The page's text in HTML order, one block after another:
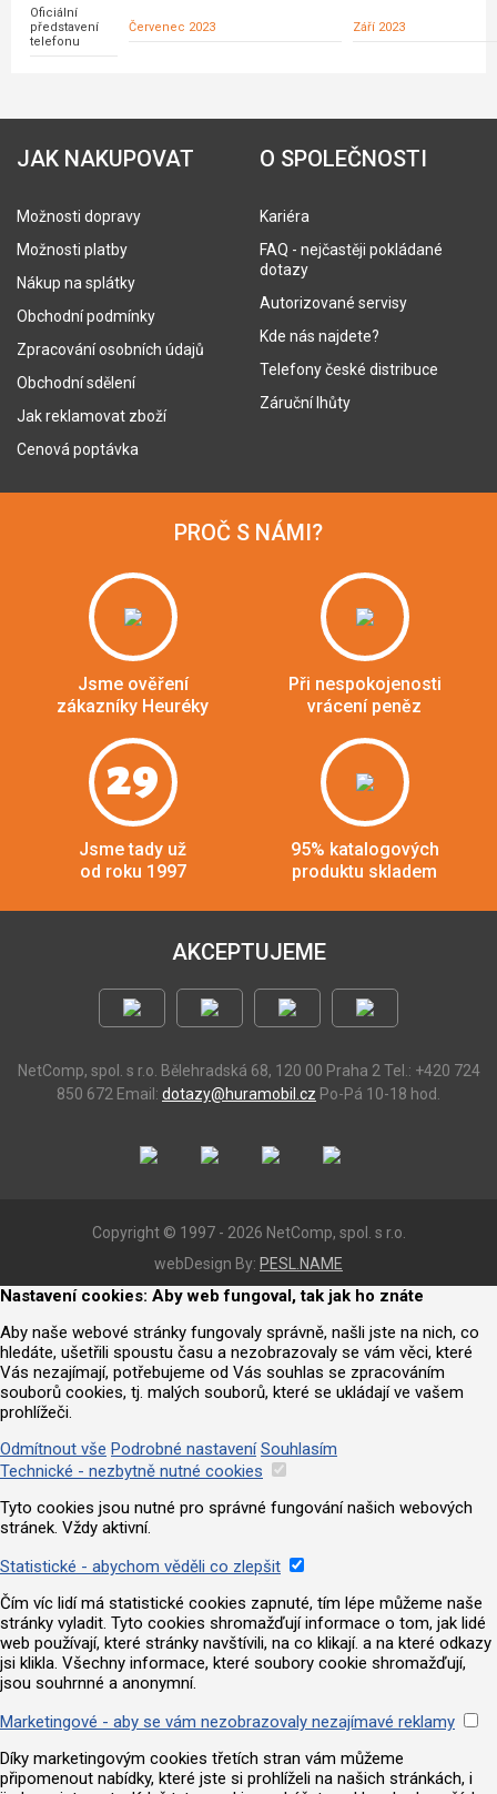
Oficiální
představení
telefonu
Červenec 2023 Září 2023
JAK NAKUPOVAT
Možnosti dopravy
Možnosti platby
Nákup na splátky
Obchodní podmínky
Zpracování osobních údajů
Obchodní sdělení
Jak reklamovat zboží
Cenová poptávka
O SPOLEČNOSTI
Kariéra
FAQ - nejčastěji pokládané
dotazy
Autorizované servisy
Kde nás najdete?
Telefony české distribuce
Záruční lhůty
PROČ S NÁMI?
Jsme ověření
zákazníky Heuréky
Při nespokojenosti
vrácení peněz
29
Jsme tady už
od roku 1997
95% katalogových
produktu skladem
AKCEPTUJEME
NetComp, spol. s r.o. Bělehradská 68, 120 00 Praha 2 Tel.: +420 724
850 672 Email: dotazy@huramobil.cz Po-Pá 10-18 hod.
Copyright © 1997 - 2026 NetComp, spol. s r.o.
webDesign By: PESL.NAME
Nastavení cookies: Aby web fungoval, tak jak ho znáte
Aby naše webové stránky fungovaly správně, našli jste na nich, co
hledáte, ušetřili spoustu času a nezobrazovaly se vám věci, které
Vás nezajímají, potřebujeme od Vás souhlas se zpracováním
souborů cookies, tj. malých souborů, které se ukládají ve vašem
prohlížeči.
Odmítnout vše Podrobné nastavení Souhlasím
Technické - nezbytně nutné cookies
Tyto cookies jsou nutné pro správné fungování našich webových
stránek. Vždy aktivní.
Statistické - abychom věděli co zlepšit
Čím víc lidí má statistické cookies zapnuté, tím lépe můžeme naše
stránky vyladit. Tyto cookies shromažďují informace o tom, jak lidé
web používají, které stránky navštívili, na co klikají. a na které odkazy
jsi klikla. Všechny informace, které soubory cookie shromažďují,
jsou souhrnné a anonymní.
Marketingové - aby se vám nezobrazovaly nezajímavé reklamy
Díky marketingovým cookies třetích stran vám můžeme
připomenout nabídky, které jste si prohlíželi na našich stránkách, i